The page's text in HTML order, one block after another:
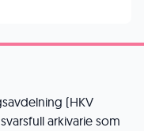
(HKV
arkivarie som